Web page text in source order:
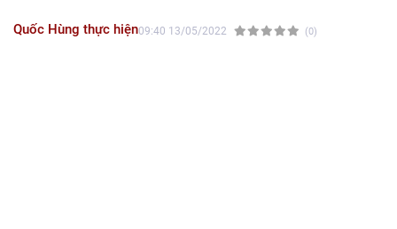
Quốc Hùng thực hiện09:40 13/05/2022 (0)